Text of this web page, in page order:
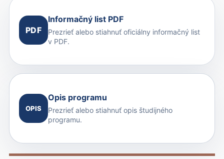
PDF
Informačný list PDF
Prezrieť alebo stiahnuť oficiálny informačný list
v PDF.
OPIS
Opis programu
Prezrieť alebo stiahnuť opis študijného
programu.